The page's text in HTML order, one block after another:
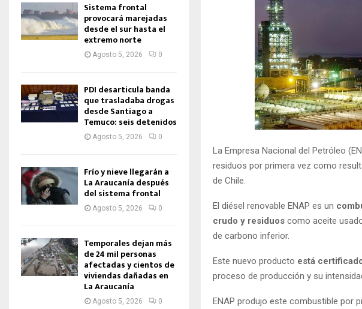
La Empresa Nacional del Petróleo
residuos por primera vez como
de Chile.
El diésel renovable ENAP es un
crudo y residuos como aceite
de carbono inferior.
Este nuevo producto está
proceso de producción y su
ENAP produjo este combustible por
Sistema frontal
provocará marejadas
desde el sur hasta el
extremo norte
Agosto 5, 2026 0
PDI desarticula banda
que trasladaba drogas
desde Santiago a
Temuco: seis detenidos
Agosto 5, 2026 0
Frío y nieve llegarán a
La Araucanía después
del sistema frontal
Agosto 5, 2026 0
Temporales dejan más
de 24 mil personas
afectadas y cientos de
viviendas dañadas en
La Araucanía
Agosto 5, 2026 0